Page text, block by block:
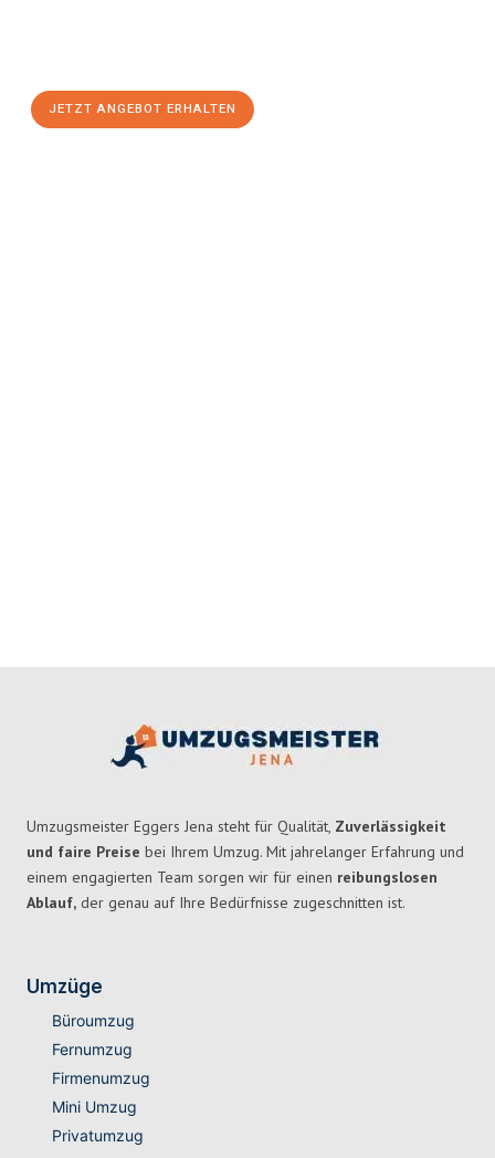
JETZT ANGEBOT ERHALTEN
Umzugsmeister Eggers Jena steht für Qualität, Zuverlässigkeit
und faire Preise bei Ihrem Umzug. Mit jahrelanger Erfahrung und
einem engagierten Team sorgen wir für einen reibungslosen
Ablauf, der genau auf Ihre Bedürfnisse zugeschnitten ist.
Umzüge
Büroumzug
Fernumzug
Firmenumzug
Mini Umzug
Privatumzug